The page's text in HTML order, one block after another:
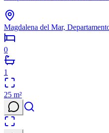
Magdalena del Mar,
0
1
25 m²